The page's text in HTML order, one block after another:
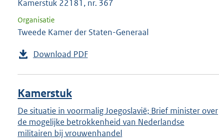
Kamerstuk 22181, nr. 367
Organisatie
Tweede Kamer der Staten-Generaal
Download PDF
Kamerstuk
De situatie in voormalig Joegoslavië; Brief minister over
de mogelijke betrokkenheid van Nederlandse
militairen bij vrouwenhandel